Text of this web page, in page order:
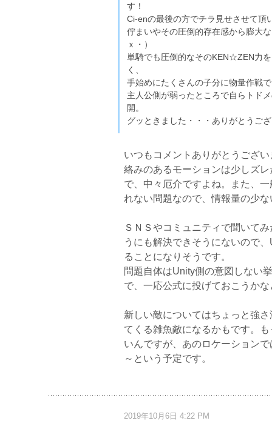
す！
Ci-enの最後の方でチラ見せさせて頂
佇まいやその圧倒的存在感から膨大
ｘ・）
単騎でも圧倒的なそのKEN☆ZEN力
く、
手始めにたくさんの子分に物量作戦
主人公側が弱ったところで自らトド
開。
グッときました・・・ありがとうご
いつもコメントありがとうござい
絡みのあるモーションは少しズ
で、中々厄介ですよね。また、
れない問題なので、情報量の少
ＳＮＳやコミュニティで聞いて
うにも解決できそうにないので
ることになりそうです。
問題自体はUnity側の意図しない
で、一応公式に投げておこうか
新しい敵についてはちょっと強
てくる雑魚敵になるかもです。
いんですが、あのロケーション
～という予定です。
2019年10月6日 4:22 PM